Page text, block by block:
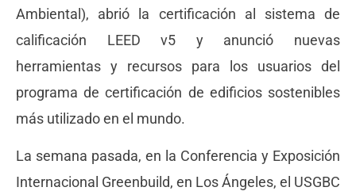
Ambiental), abrió la certificación al sistema de
calificación LEED v5 y anunció nuevas
herramientas y recursos para los usuarios del
programa de certificación de edificios sostenibles
más utilizado en el mundo.
La semana pasada, en la Conferencia y Exposición
Internacional Greenbuild, en Los Ángeles, el USGBC